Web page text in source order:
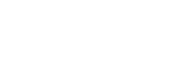
$current_domain =